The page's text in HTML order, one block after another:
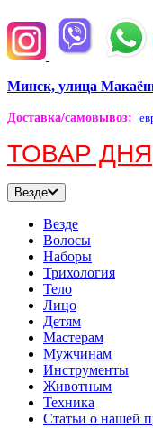
Минск, улица
Доставка/самовывоз:
ТОВАР ДНЯ
Везде
Везде
Волосы
Наборы
Трихология
Тело
Лицо
Детям
Мастерам
Мужчинам
Инструменты
Животным
Техника
Статьи о нашей